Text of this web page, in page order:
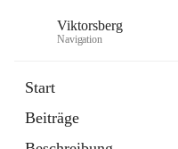
Viktorsberg
Navigation
Start
Beiträge